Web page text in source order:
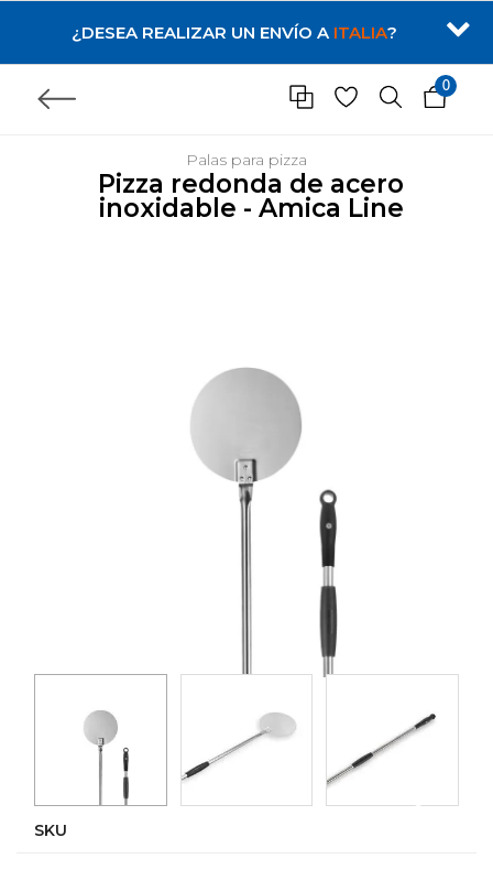
¿DESEA REALIZAR UN ENVÍO A ITALIA?
0
Palas para pizza
Pizza redonda de acero
inoxidable - Amica Line
SKU